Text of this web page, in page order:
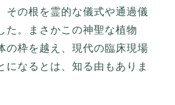
その根を霊的な儀式や通過儀
た。まさかこの神聖な植物
の枠を越え、現代の臨床現場
になるとは、知る由もありま